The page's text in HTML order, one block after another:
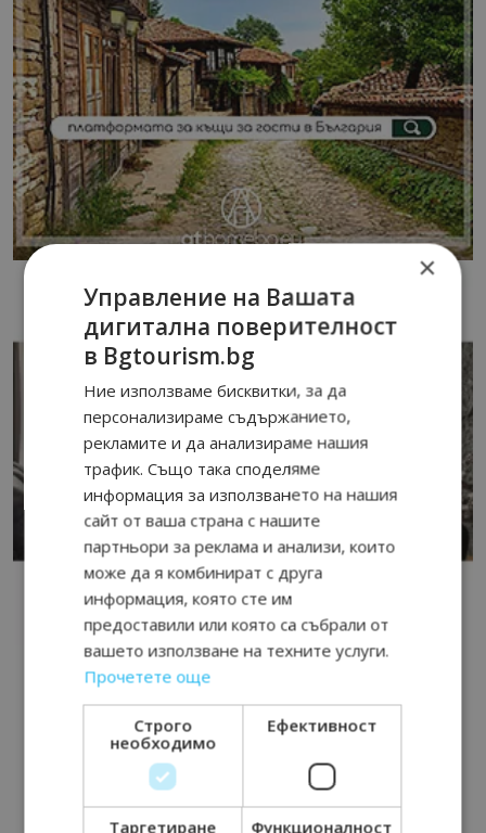
×
Управление на Вашата
дигитална поверителност
в Bgtourism.bg
Ние използваме бисквитки, за да
персонализираме съдържанието,
рекламите и да анализираме нашия
трафик. Също така споделяме
информация за използването на нашия
сайт от ваша страна с нашите
партньори за реклама и анализи, които
може да я комбинират с друга
информация, която сте им
предоставили или която са събрали от
вашето използване на техните услуги.
Прочетете още
Строго
необходимо
Ефективност
Таргетиране Функционалност